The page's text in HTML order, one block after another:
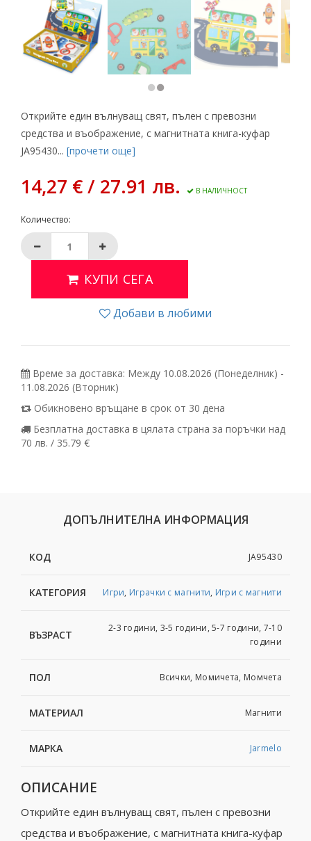
Открийте един вълнуващ свят, пълен с превозни
средства и въображение, с магнитната книга-куфар
JA95430... [прочети още]
14,27 € / 27.91 лв. В НАЛИЧНОСТ
Количество:
КУПИ СЕГА
Добави в любими
Време за доставка: Между 10.08.2026 (Понеделник) -
11.08.2026 (Вторник)
Обикновено връщане в срок от 30 дена
Безплатна доставка в цялата страна за поръчки над
70 лв. / 35.79 €
ДОПЪЛНИТЕЛНА ИНФОРМАЦИЯ
КОД JA95430
КАТЕГОРИЯ Игри, Играчки с магнити, Игри с магнити
ВЪЗРАСТ
2-3 години, 3-5 години, 5-7 години, 7-10
години
ПОЛ Всички, Момичета, Момчета
МАТЕРИАЛ Магнити
МАРКА Jarmelo
ОПИСАНИЕ
Открийте един вълнуващ свят, пълен с превозни
средства и въображение, с магнитната книга-куфар